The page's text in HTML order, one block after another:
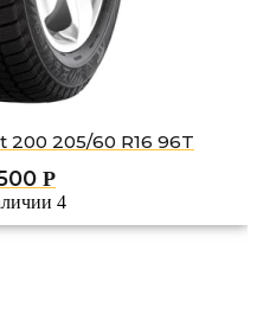
200 205/60 R16 96T
Р
4